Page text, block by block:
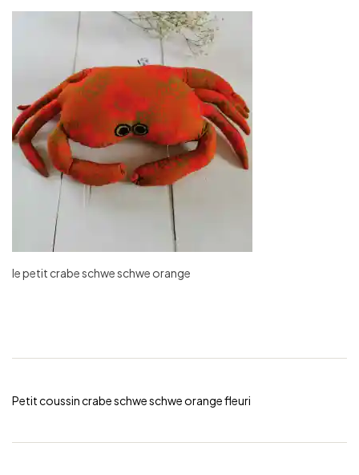
le petit crabe schwe schwe orange
Petit coussin crabe schwe schwe orange fleuri